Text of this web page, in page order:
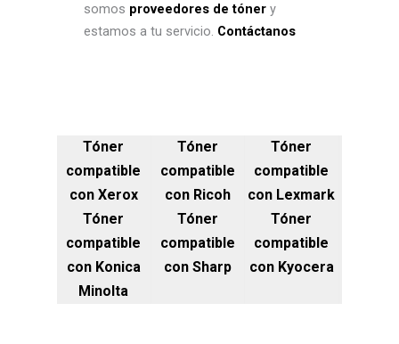
somos proveedores de tóner y
estamos a tu servicio. Contáctanos
Tóner
compatible
con Xerox
Tóner
compatible
con Ricoh
Tóner
compatible
con Lexmark
Tóner
compatible
con Konica
Minolta
Tóner
compatible
con Sharp
Tóner
compatible
con Kyocera